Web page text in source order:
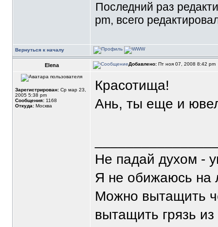
Последний раз
pm, всего
Вернуться к началу
Elena Добавлено: Пт ноя 07, 2008 8:42 pm
Зарегистрирован: Ср мар 23,
2005 5:38 pm
Сообщения: 1168
Откуда: Москва
Красотища!
Ань, ты еще и
Не падай духом -
Я не обижаюсь на
Можно вытащить
вытащить грязь